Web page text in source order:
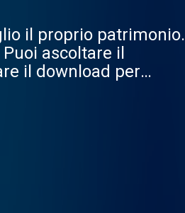
il proprio patrimonio.
ascoltare il
il download per